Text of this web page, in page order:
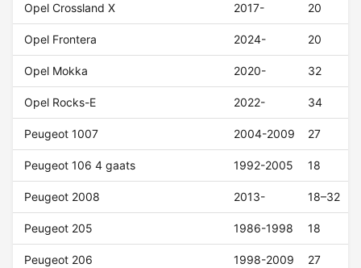
Opel Crossland X 2017- 20
Opel Frontera 2024- 20
Opel Mokka 2020- 32
Opel Rocks-E 2022- 34
Peugeot 1007 2004-2009 27
Peugeot 106 4 gaats 1992-2005 18
Peugeot 2008 2013- 18–32
Peugeot 205 1986-1998 18
Peugeot 206 1998-2009 27